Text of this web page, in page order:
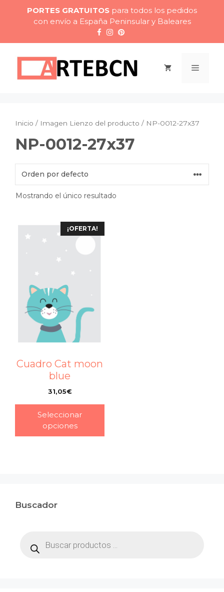
contenido
PORTES GRATUITOS para todos los pedidos
con envío a España Peninsular y Baleares
Menú
Inicio / Imagen Lienzo del producto / NP-0012-27x37
NP-0012-27x37
Mostrando el único resultado
¡OFERTA!
Cuadro Cat moon
blue
31,05€
Seleccionar
opciones
Buscador
productos